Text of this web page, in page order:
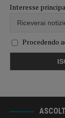
Interesse
Procedendo